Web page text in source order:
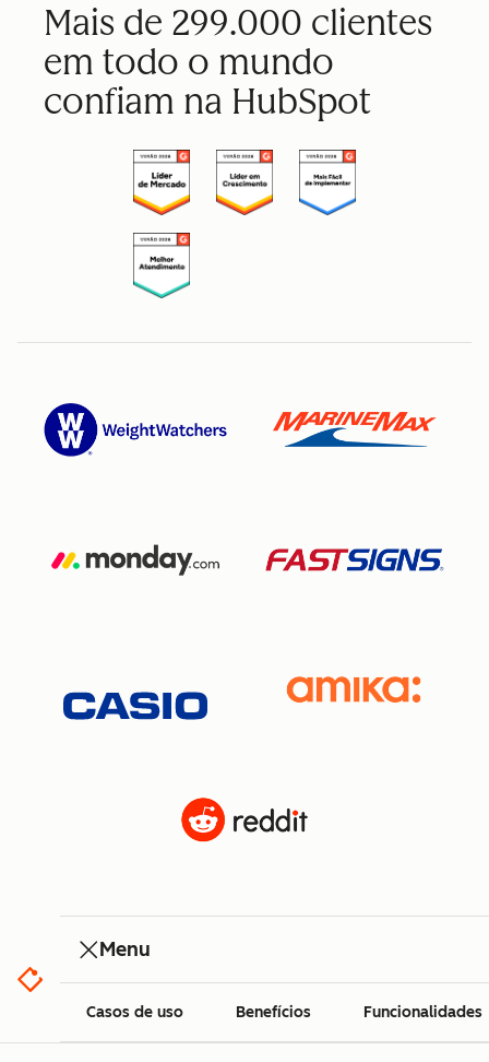
Mais de 299.000 clientes
em todo o mundo
confiam na HubSpot
Menu
Casos de uso Benefícios Funcionalidades